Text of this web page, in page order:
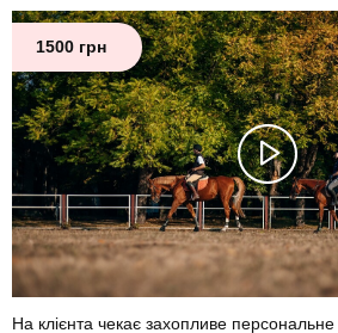
1500 грн
На клієнта чекає захопливе персональне